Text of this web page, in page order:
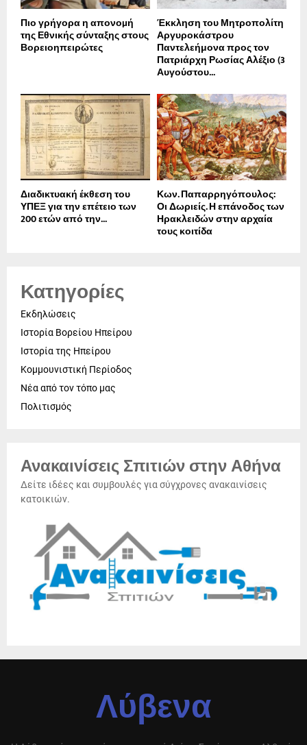
Πιο γρήγορα η απονοµή
της Εθνικής σύνταξης στους
Βορειοηπειρώτες
Έκκληση του Μητροπολίτη
Αργυροκάστρου
Παντελεήμονα προς τον
Πατριάρχη Ρωσίας Αλέξιο (3
Αυγούστου...
Διαδικτυακή έκθεση του
ΥΠΕΞ για την επέτειο των
200 ετών από την...
Κων. Παπαρρηγόπουλος:
Οι Δωριείς. Η επάνοδος των
Ηρακλειδών στην αρχαία
τους κοιτίδα
Κατηγορίες
Εκδηλώσεις
Ιστορία Βορείου Ηπείρου
Ιστορία της Ηπείρου
Κομμουνιστική Περίοδος
Νέα από τον τόπο μας
Πολιτισμός
Ανακαινίσεις Σπιτιών στην Αθήνα
Δείτε ιδέες και συμβουλές για σύγχρονες ανακαινίσεις
κατοικιών.
Λύβενα